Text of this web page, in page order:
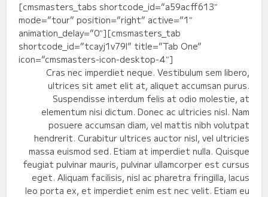
[cmsmasters_tabs shortcode_id=”a59acff613″
mode=”tour” position=”right” active=”1″
animation_delay=”0″][cmsmasters_tab
shortcode_id=”tcayj1v79l” title=”Tab One”
icon=”cmsmasters-icon-desktop-4″]
Cras nec imperdiet neque. Vestibulum sem libero,
ultrices sit amet elit at, aliquet accumsan purus.
Suspendisse interdum felis at odio molestie, at
elementum nisi dictum. Donec ac ultricies nisl. Nam
posuere accumsan diam, vel mattis nibh volutpat
hendrerit. Curabitur ultrices auctor nisl, vel ultricies
massa euismod sed. Etiam at imperdiet nulla. Quisque
feugiat pulvinar mauris, pulvinar ullamcorper est cursus
eget. Aliquam facilisis, nisl ac pharetra fringilla, lacus
leo porta ex, et imperdiet enim est nec velit. Etiam eu